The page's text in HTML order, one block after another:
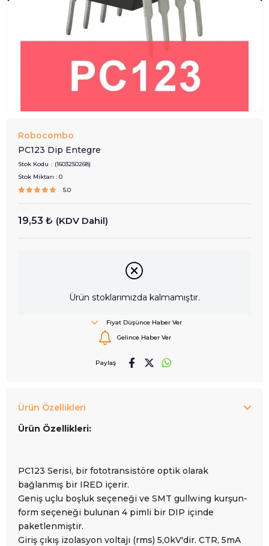
Robocombo
PC123 Dip Entegre
Stok Kodu
(1603250268)
Stok Miktarı : 0
5.0
19,53 ₺ (KDV Dahil)
Ürün stoklarımızda kalmamıştır.
Fiyat Düşünce Haber Ver
Gelince Haber Ver
Paylaş
Ürün Özellikleri
Ürün Özellikleri:
PC123 Serisi, bir fototransistöre optik olarak
bağlanmış bir IRED içerir.
Geniş uçlu boşluk seçeneği ve SMT gullwing kurşun-
form seçeneği bulunan 4 pimli bir DIP içinde
paketlenmiştir.
Giriş çıkış izolasyon voltajı (rms) 5,0kV'dir. CTR, 5mA